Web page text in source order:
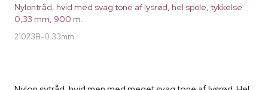
Nylontråd, hvid med svag tone af lysrød, hel spole, tykkelse
0,33 mm, 900 m.
21023B-0.33mm